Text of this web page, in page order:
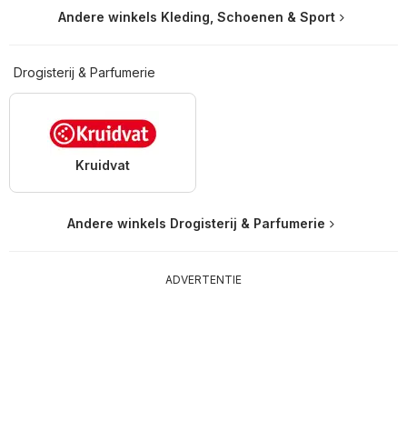
Andere winkels Kleding, Schoenen & Sport
Drogisterij & Parfumerie
Kruidvat
Andere winkels Drogisterij & Parfumerie
ADVERTENTIE